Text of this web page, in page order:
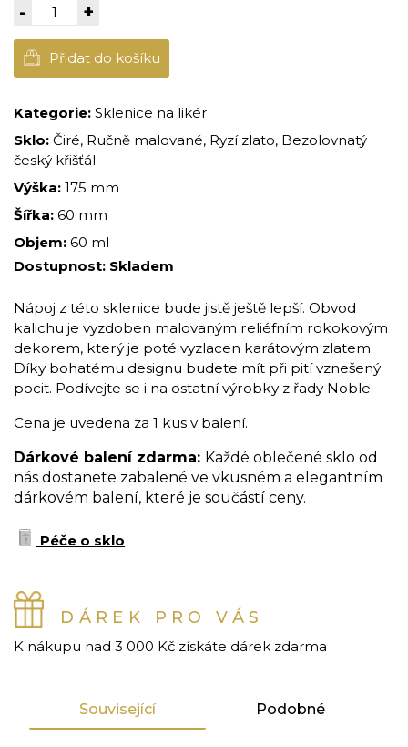
- +
Přidat do košíku
Kategorie: Sklenice na likér
Sklo: Čiré, Ručně malované, Ryzí zlato, Bezolovnatý
český křišťál
Výška: 175 mm
Šířka: 60 mm
Objem: 60 ml
Dostupnost: Skladem
Nápoj z této sklenice bude jistě ještě lepší. Obvod
kalichu je vyzdoben malovaným reliéfním rokokovým
dekorem, který je poté vyzlacen karátovým zlatem.
Díky bohatému designu budete mít při pití vznešený
pocit. Podívejte se i na ostatní výrobky z řady Noble.
Cena je uvedena za 1 kus v balení.
Dárkové balení zdarma: Každé oblečené sklo od
nás dostanete zabalené ve vkusném a elegantním
dárkovém balení, které je součástí ceny.
Péče o sklo
DÁREK PRO VÁS
K nákupu nad 3 000 Kč získáte dárek zdarma
Související Podobné